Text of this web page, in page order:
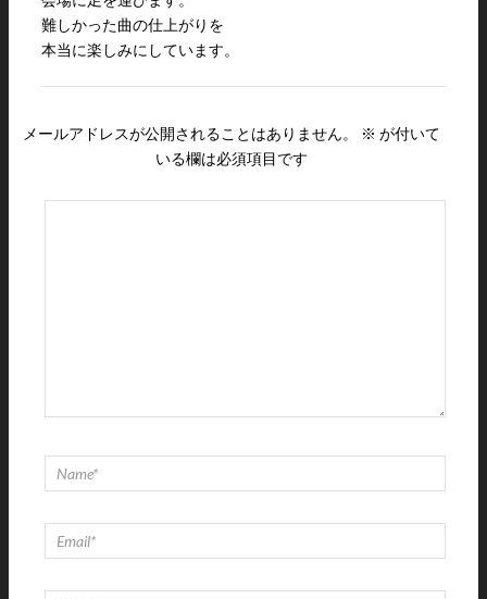
難しかった曲の仕上がりを
本当に楽しみにしています。
メールアドレスが公開されることはありません。 ※ が付いて
いる欄は必須項目です